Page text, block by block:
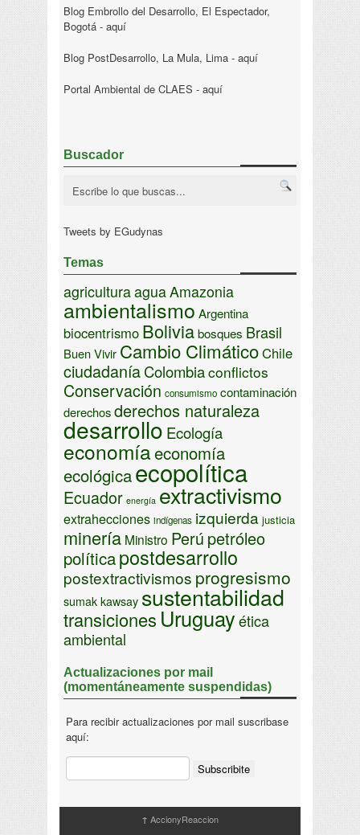
Blog Embrollo del Desarrollo, El Espectador,
Bogotá - aquí
Blog PostDesarrollo, La Mula, Lima - aquí
Portal Ambiental de CLAES - aquí
Buscador
Tweets by EGudynas
Temas
agriculturaaguaAmazonia
ambientalismo Argentina
biocentrismo Boliviabosques Brasil
Buen Vivir Cambio ClimáticoChile
ciudadaníaColombiaconflictos
Conservación consumismo contaminación
derechosderechos naturaleza
desarrollo Ecología
economíaeconomía
ecológicaecopolítica
Ecuador energía extractivismo
extrahecciones indígenas izquierda justicia
minería Ministro Perú petróleo
políticapostdesarrollo
postextractivismos progresismo
sumak kawsay sustentabilidad
transiciones Uruguayética
ambiental
Actualizaciones por mail
(momentáneamente suspendidas)
Para recibir actualizaciones por mail suscribase
aquí:
↑ AccionyReaccion